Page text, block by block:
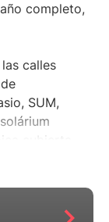
completo,
calles
SUM,
cubierta,
laundry,
en el